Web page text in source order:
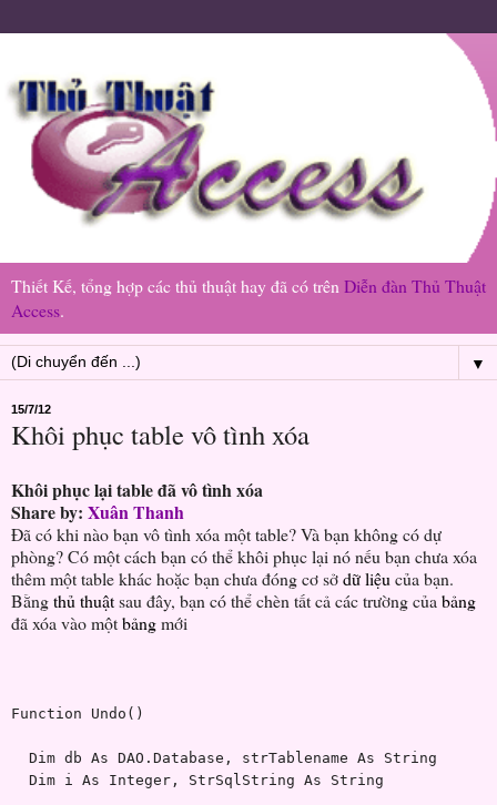
Thiết Kế, tổng hợp các thủ thuật hay đã có trênDiễn đàn Thủ Thuật
Access.
▼
15/7/12
Khôi phục table vô tình xóa
Khôi phục lại table đã vô tình xóa
Share by: Xuân Thanh
Đã có khi nào bạn vô tình xóa một table? Và bạn không có dự
phòng? Có một cách bạn có thể khôi phục lại nó nếu bạn chưa xóa
thêm một table khác hoặc bạn chưa đóng cơ sởdữ liệucủa bạn.
Bằngthủ thuậtsau đây, bạn có thể chèn tất cả các trường củabảng
đã xóa vào mộtbảngmới
Function Undo()
Dim db As DAO.Database, strTablename As String
Dim i As Integer, StrSqlString As String